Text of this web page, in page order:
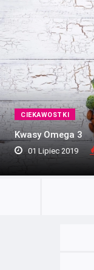
CIEKAWOSTKI
Kwasy Omega 3
01 Lipiec 2019